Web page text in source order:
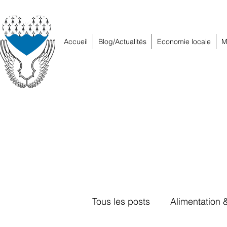
Accueil Blog/Actualités Economie locale
Tous les posts Alimentation